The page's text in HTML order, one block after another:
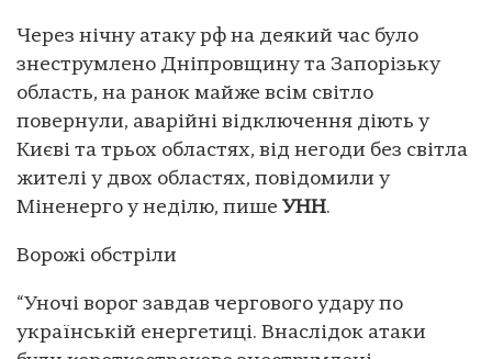
Через нічну атаку рф на деякий час було
знеструмлено Дніпровщину та Запорізьку
область, на ранок майже всім світло
повернули, аварійні відключення діють у
Києві та трьох областях, від негоди без світла
жителі у двох областях, повідомили у
Міненерго у неділю, пише УНН.
Ворожі обстріли
“Уночі ворог завдав чергового удару по
українській енергетиці. Внаслідок атаки